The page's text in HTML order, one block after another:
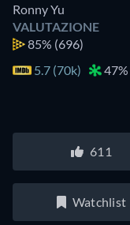
Ronny Yu
VALUTAZIONE
85% (696)
5.7 (70k)
47%
611
Watchlist